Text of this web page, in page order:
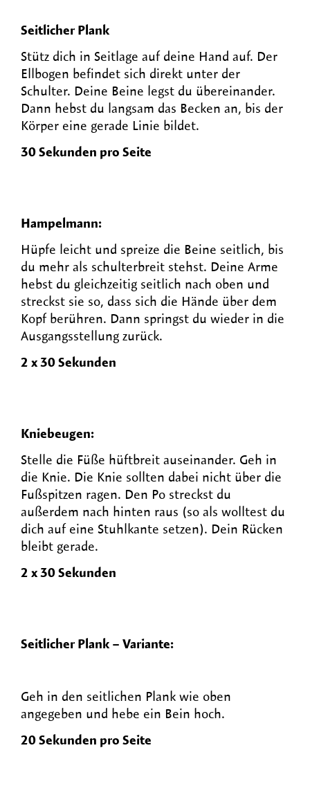
Seitlicher Plank
Stütz dich in Seitlage auf deine Hand auf. Der
Ellbogen befindet sich direkt unter der
Schulter. Deine Beine legst du übereinander.
Dann hebst du langsam das Becken an, bis der
Körper eine gerade Linie bildet.
30 Sekunden pro Seite
Hampelmann:
Hüpfe leicht und spreize die Beine seitlich, bis
du mehr als schulterbreit stehst. Deine Arme
hebst du gleichzeitig seitlich nach oben und
streckst sie so, dass sich die Hände über dem
Kopf berühren. Dann springst du wieder in die
Ausgangsstellung zurück.
2 x 30 Sekunden
Kniebeugen:
Stelle die Füße hüftbreit auseinander. Geh in
die Knie. Die Knie sollten dabei nicht über die
Fußspitzen ragen. Den Po streckst du
außerdem nach hinten raus (so als wolltest du
dich auf eine Stuhlkante setzen). Dein Rücken
bleibt gerade.
2 x 30 Sekunden
Seitlicher Plank – Variante:
Geh in den seitlichen Plank wie oben
angegeben und hebe ein Bein hoch.
20 Sekunden pro Seite